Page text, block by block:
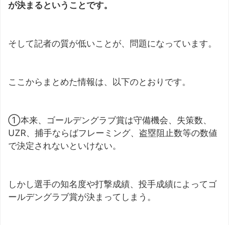
が決まるということです。
そして記者の質が低いことが、問題になっています。
ここからまとめた情報は、以下のとおりです。
①本来、ゴールデングラブ賞は守備機会、失策数、
UZR、捕手ならばフレーミング、盗塁阻止数等の数値
で決定されないといけない。
しかし選手の知名度や打撃成績、投手成績によってゴ
ールデングラブ賞が決まってしまう。